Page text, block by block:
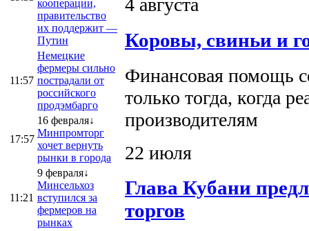
кооперации,
правительство
их поддержит —
Путин
11:57
Немецкие
фермеры сильно
пострадали от
российского
продэмбарго
17:57
16 февраля↓
Минпромторг
хочет вернуть
рынки в города
11:21
9 февраля↓
Минсельхоз
вступился за
фермеров на
рынках
4 августа
Коровы, свиньи и
Финансовая помощь
только тогда, когда
производителям
22 июля
Глава Кубани
торгов